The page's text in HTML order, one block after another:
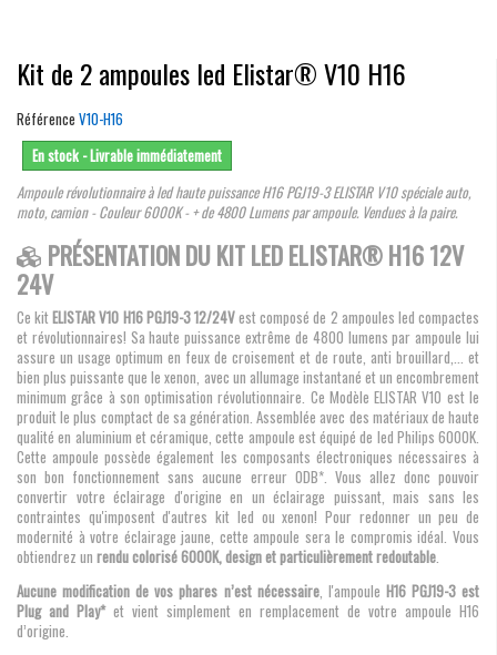
Kit de 2 ampoules led Elistar® V10 H16
Référence V10-H16
En stock - Livrable immédiatement
Ampoule révolutionnaire à led haute puissance H16 PGJ19-3ELISTAR V10 spéciale auto,
moto, camion - Couleur 6000K - + de 4800 Lumens par ampoule. Vendues à la paire.
PRÉSENTATION DU KIT LED ELISTAR® H16 12V
24V
Ce kitELISTAR V10 H16 PGJ19-3 12/24Vest composé de 2 ampoules led compactes
et révolutionnaires! Sa haute puissance extrême de 4800 lumens par ampoule lui
assure un usage optimum en feux de croisement et de route, anti brouillard,... et
bien plus puissante que le xenon, avec un allumage instantané et un encombrement
minimum grâce à son optimisation révolutionnaire. Ce Modèle ELISTAR V10 est le
produit le plus comptact de sa génération. Assemblée avec des matériaux de haute
qualité en aluminium et céramique, cette ampoule est équipé de led Philips 6000K.
Cette ampoule possède également les composants électroniques nécessaires à
son bon fonctionnement sans aucune erreur ODB*. Vous allez donc pouvoir
convertir votre éclairage d'origine en un éclairage puissant, mais sans les
contraintes qu'imposent d'autres kit led ou xenon! Pour redonner un peu de
modernité à votre éclairage jaune, cette ampoule sera le compromis idéal. Vous
obtiendrez un rendu colorisé 6000K, design et particulièrement redoutable.
Aucune modification de vos phares n’est nécessaire, l'ampoule H16 PGJ19-3 est
Plug and Play*et vient simplement en remplacement de votre ampoule H16
d’origine.